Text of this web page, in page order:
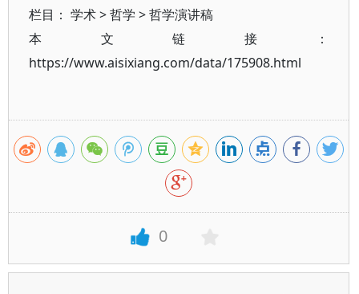
栏目： 学术>哲学 >哲学演讲稿
本文链接：
https://www.aisixiang.com/data/175908.html
0